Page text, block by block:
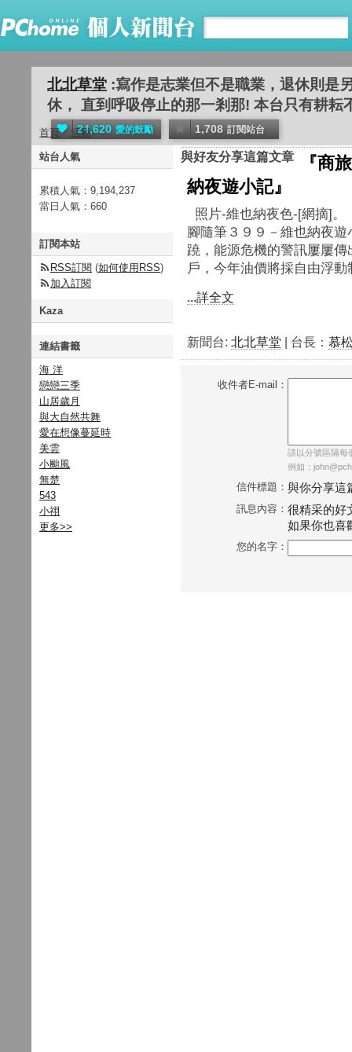
北北草堂 :寫作是志業但不是職業，退休則是
休， 直到呼吸停止的那一剎那! 本台只有耕耘
24,620 愛的鼓勵 1,708 訂閱站台
首頁 活動
與好友分享這篇文章
『商
納夜遊小記』
照片-維也納
腳隨筆３９９－維也納
蹺，能源危機的警訊屢屢
戶，今年油價將採自由浮
...詳全文
新聞台: 北北草堂 | 台長： 慕
收件者E-mail：
請以分號區隔每
例如：
信件標題： 與你分享這
訊息內容： 很精采的好
如果你也喜
您的名字：
站台人氣
累積人氣： 9,194,237
當日人氣： 660
訂閱本站
RSS訂閱 (如何使用RSS)
加入訂閱
Kaza
連結書籤
海 洋
戀戀三季
山居歲月
與大自然共舞
愛在想像蔓延時
美雲
小颱風
無楚
543
小祤
更多>>